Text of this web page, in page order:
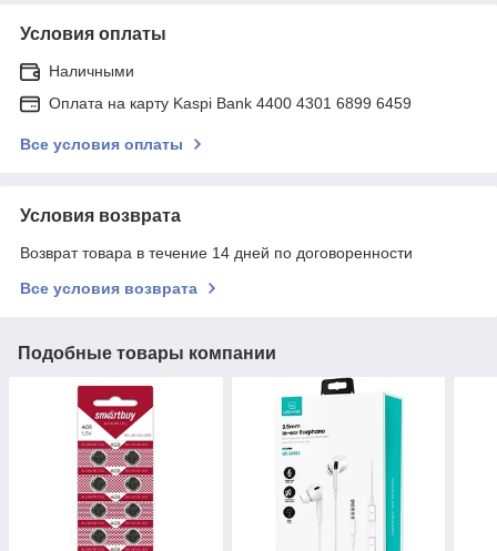
Условия оплаты
Наличными
Оплата на карту Kaspi Bank 4400 4301 6899 6459
Все условия оплаты
Условия возврата
Возврат товара в течение 14 дней по договоренности
Все условия возврата
Подобные товары компании